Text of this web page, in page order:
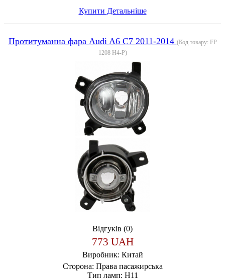
Купити Детальніше
Протитуманна фара Audi A6 C7 2011-2014 (Код товару: FP
1208 H4-P)
Відгуків (0)
773 UAH
Виробник: Китай
Сторона: Права пасажирська
Тип ламп: H11